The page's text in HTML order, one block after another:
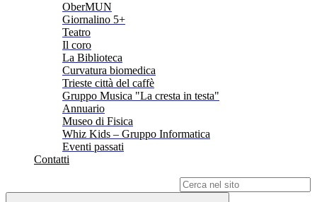
OberMUN
Giornalino 5+
Teatro
Il coro
La Biblioteca
Curvatura biomedica
Trieste città del caffè
Gruppo Musica "La cresta in testa"
Annuario
Museo di Fisica
Whiz Kids – Gruppo Informatica
Eventi passati
Contatti